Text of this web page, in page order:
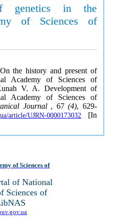
genetics in the
of Sciences of
the history and present of
Academy of Sciences of
V. A. Development of
Academy of Sciences of
Journal , 67(4), 629-
article/UJRN-0000173032 [In
of Sciences of
of National
Sciences of